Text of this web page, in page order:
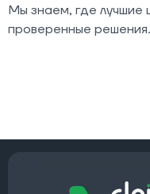
Мы знаем, где лучшие
проверенные решения.